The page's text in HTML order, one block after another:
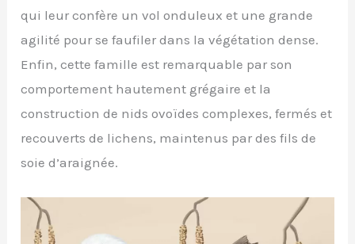
qui leur confère un vol onduleux et une grande
agilité pour se faufiler dans la végétation dense.
Enfin, cette famille est remarquable par son
comportement hautement grégaire et la
construction de nids ovoïdes complexes, fermés et
recouverts de lichens, maintenus par des fils de
soie d’araignée.